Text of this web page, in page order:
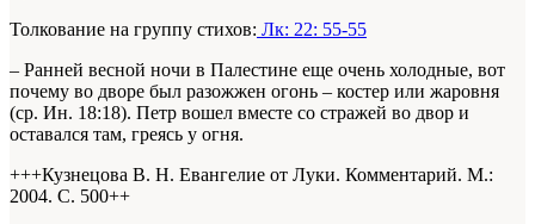
Толкование на группу стихов: Лк: 22: 55-55
– Ранней весной ночи в Палестине еще очень холодные, вот
почему во дворе был разожжен огонь – костер или жаровня
(ср. Ин. 18:18). Петр вошел вместе со стражей во двор и
оставался там, греясь у огня.
+++Кузнецова В. Н. Евангелие от Луки. Комментарий. М.:
2004. С. 500++